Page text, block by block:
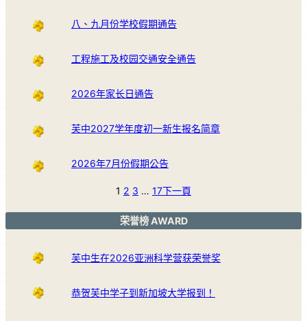
八、九月份学校假期通告
工程施工及校园交通安全通告
2026年家长日通告
芙中2027学年度初一新生报名简章
2026年7月份假期公告
1 2 3 … 17下一頁
荣誉榜 AWARD
芙中生在2026亚洲科学营获荣誉奖
恭贺芙中学子到新加坡大学报到！